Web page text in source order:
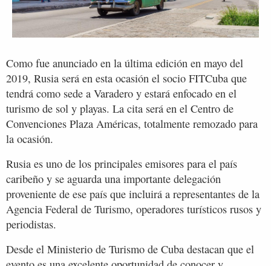
Como fue anunciado en la última edición en mayo del
2019, Rusia será en esta ocasión el socio FITCuba que
tendrá como sede a Varadero y estará enfocado en el
turismo de sol y playas. La cita será en el Centro de
Convenciones Plaza Américas, totalmente remozado para
la ocasión.
Rusia es uno de los principales emisores para el país
caribeño y se aguarda una importante delegación
proveniente de ese país que incluirá a representantes de la
Agencia Federal de Turismo, operadores turísticos rusos y
periodistas.
Desde el Ministerio de Turismo de Cuba destacan que el